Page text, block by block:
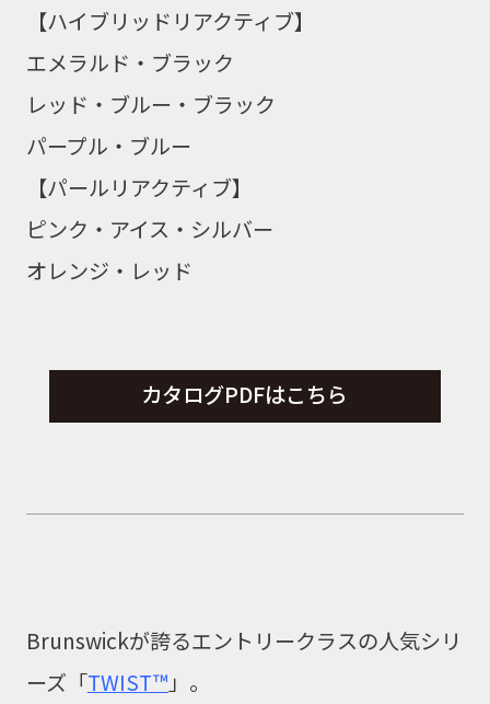
【ハイブリッドリアクティブ】
エメラルド・ブラック
レッド・ブルー・ブラック
パープル・ブルー
【パールリアクティブ】
ピンク・アイス・シルバー
オレンジ・レッド
カタログPDFはこちら
Brunswickが誇るエントリークラスの人気シリ
ーズ「TWIST™」。